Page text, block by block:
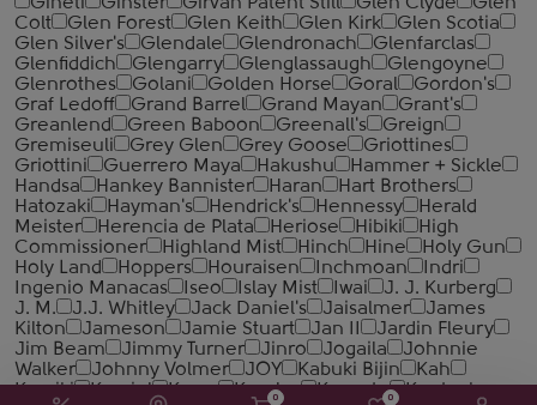
0 0
Colt
Glen Forest Glen Keith Glen Kirk
Glen Scotia
Glen Silver's
Glendale Glendronach
Glenfarclas
Glenfiddich
Glengarry Glenglassaugh
Glengoyne
Glenrothes
Golani Golden Horse Goral
Gordon's
Graf Ledoff
Grand Barrel Grand Mayan
Grant's
Greanlend
Green Baboon Greenall's
Greign
Gremiseuli
Grey Glen Grey Goose
Griottines
Griottini
Guerrero Maya Hakushu
Hammer + Sickle
Handsa
Hankey Bannister Haran
Hart Brothers
Hatozaki
Hayman's Hendrick's Hennessy
Herald
Meister
Herencia de Plata Heriose Hibiki
High
Commissioner
Highland Mist Hinch Hine
Holy Gun
Holy Land
Hoppers Houraisen Inchmoan
Indri
Ingenio Manacas
Iseo Islay Mist Iwai
J. J. Kurberg
J. M.
J.J. Whitley Jack Daniel's Jaisalmer
James
Kilton
Jameson Jamie Stuart Jan II
Jardin Fleury
Jim Beam
Jimmy Turner Jinro Jogaila
Johnnie
Walker
Johnny Volmer JOY Kabuki Bijin
Kah
Kamiki
Kapriol Karpy Kemlya Kensatu
Kentucky